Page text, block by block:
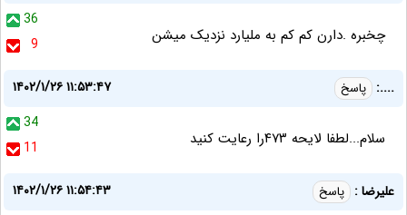
36
9
چخبره .دارن کم کم به ملیارد نزدیک میشن
....: پاسخ
۱۴۰۲/۱/۲۶ ۱۱:۵۳:۴۷
34
11
سلام...لطفا لایحه ۴۷۳را رعایت کنید
علیرضا : پاسخ
۱۴۰۲/۱/۲۶ ۱۱:۵۴:۴۳